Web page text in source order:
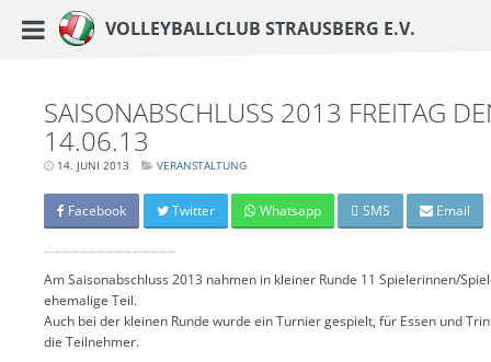
https://www.vc-strausberg.de/wp-content/themes/siehste/images/
Zum
Volleyballclub Strausberg e.V.
Haupt-Menü
SAISONABSCHLUSS 2013 FREITAG
14.06.13
14. JUNI 2013 LETZTE
15.
MÄRZ
-
UHR
VERANSTALTUNG
Facebook Twitter Whatsapp SMS Email
Am Saisonabschluss 2013 nahmen in kleiner Runde 11 Spielerinnen/
ehemalige Teil.
Auch bei der kleinen Runde wurde ein Turnier gespielt, für Essen und
die Teilnehmer.